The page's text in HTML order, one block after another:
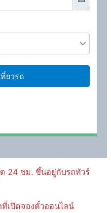
24 ชม. ขึ้นอยู่กับรถทัวร์
ที่เปิดจองตั๋วออนไลน์